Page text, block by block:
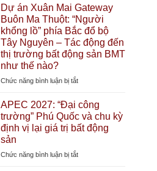
Bán
Park
City
Phú
Quốc
2026
Bao
Giải
mã
định
phố
Dự án Xuân Mai Gateway
Buôn Ma Thuột: “Người
khổng lồ” phía Bắc đổ bộ
Tây Nguyên – Tác động đến
thị trường bất động sản BMT
như thế nào?
Chức năng bình luận bị tắtở
án
Xuân
Mai
Gateway
Ma
APEC 2027: “Đại công
trường” Phú Quốc và chu kỳ
định vị lại giá trị bất động
sản
Chức năng bình luận bị tắtở